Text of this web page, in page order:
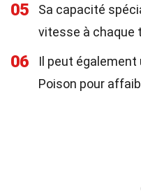
05
Sa capacité
vitesse à chaque
06
Il peut
Poison pour